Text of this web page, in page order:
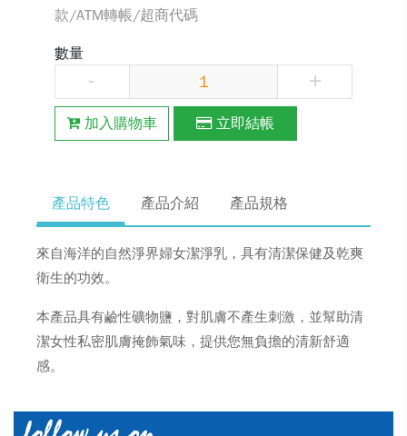
款/ATM轉帳/超商代碼
數量
- +
加入購物車 立即結帳
產品特色 產品介紹 產品規格
來自海洋的自然淨界婦女潔淨乳，具有清潔保健及乾爽
衛生的功效。
本產品具有鹼性礦物鹽，對肌膚不產生刺激，並幫助清
潔女性私密肌膚掩飾氣味，提供您無負擔的清新舒適
感。